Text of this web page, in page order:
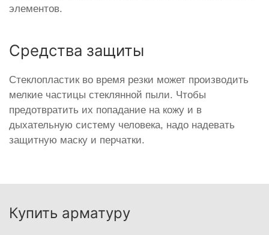
элементов.
Средства защиты
Стеклопластик во время резки может производить
мелкие частицы стеклянной пыли. Чтобы
предотвратить их попадание на кожу и в
дыхательную систему человека, надо надевать
защитную маску и перчатки.
Купить арматуру